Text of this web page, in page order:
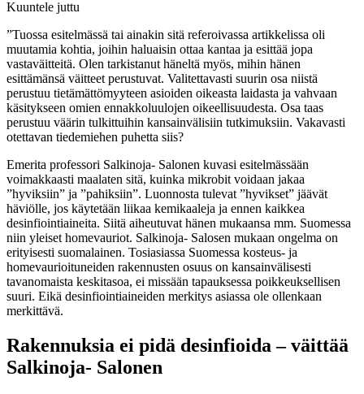
Kuuntele juttu
”Tuossa esitelmässä tai ainakin sitä referoivassa artikkelissa oli
muutamia kohtia, joihin haluaisin ottaa kantaa ja esittää jopa
vastaväitteitä. Olen tarkistanut häneltä myös, mihin hänen
esittämänsä väitteet perustuvat. Valitettavasti suurin osa niistä
perustuu tietämättömyyteen asioiden oikeasta laidasta ja vahvaan
käsitykseen omien ennakkoluulojen oikeellisuudesta. Osa taas
perustuu väärin tulkittuihin kansainvälisiin tutkimuksiin. Vakavasti
otettavan tiedemiehen puhetta siis?
Emerita professori Salkinoja- Salonen kuvasi esitelmässään
voimakkaasti maalaten sitä, kuinka mikrobit voidaan jakaa
”hyviksiin” ja ”pahiksiin”. Luonnosta tulevat ”hyvikset” jäävät
häviölle, jos käytetään liikaa kemikaaleja ja ennen kaikkea
desinfiointiaineita. Siitä aiheutuvat hänen mukaansa mm. Suomessa
niin yleiset homevauriot. Salkinoja- Salosen mukaan ongelma on
erityisesti suomalainen. Tosiasiassa Suomessa kosteus- ja
homevaurioituneiden rakennusten osuus on kansainvälisesti
tavanomaista keskitasoa, ei missään tapauksessa poikkeuksellisen
suuri. Eikä desinfiointiaineiden merkitys asiassa ole ollenkaan
merkittävä.
Rakennuksia ei pidä desinfioida – väittää
Salkinoja- Salonen